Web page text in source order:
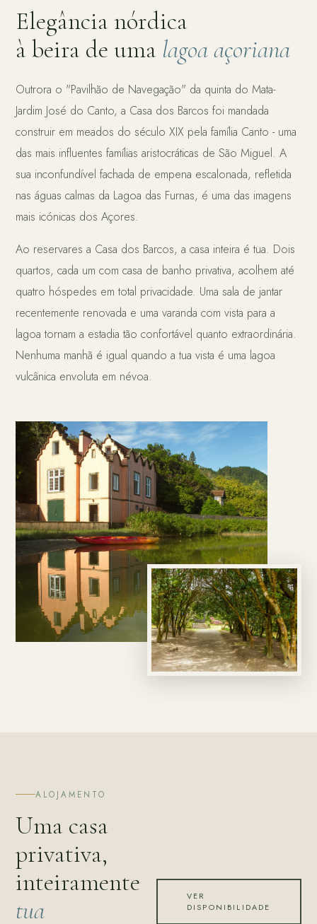
Elegância nórdica
à beira de uma lagoa açoriana
Outrora o "Pavilhão de Navegação" da quinta do Mata-
Jardim José do Canto, a Casa dos Barcos foi mandada
construir em meados do século XIX pela família Canto - uma
das mais influentes famílias aristocráticas de São Miguel. A
sua inconfundível fachada de empena escalonada, refletida
nas águas calmas da Lagoa das Furnas, é uma das imagens
mais icónicas dos Açores.
Ao reservares a Casa dos Barcos, a casa inteira é tua. Dois
quartos, cada um com casa de banho privativa, acolhem até
quatro hóspedes em total privacidade. Uma sala de jantar
recentemente renovada e uma varanda com vista para a
lagoa tornam a estadia tão confortável quanto extraordinária.
Nenhuma manhã é igual quando a tua vista é uma lagoa
vulcânica envoluta em névoa.
ALOJAMENTO
Uma casa
privativa,
inteiramente
tua
VER
DISPONIBILIDADE